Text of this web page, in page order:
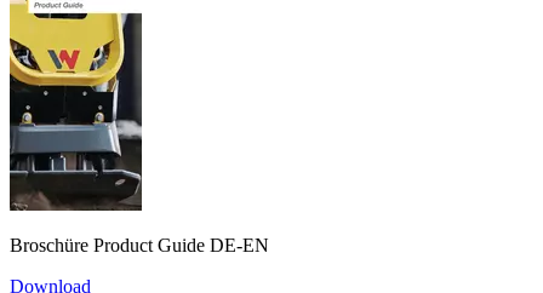
Broschüre Product Guide DE-EN
Download